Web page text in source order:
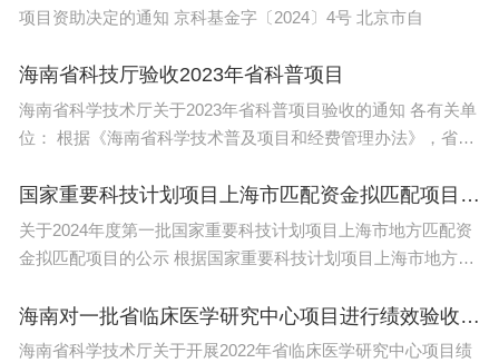
项目资助决定的通知 京科基金字〔2024〕4号 北京市自
海南省科技厅验收2023年省科普项目
海南省科学技术厅关于2023年省科普项目验收的通知 各有关单
位： 根据《海南省科学技术普及项目和经费管理办法》，省科
国家重要科技计划项目上海市匹配资金拟匹配项目公示
关于2024年度第一批国家重要科技计划项目上海市地方匹配资
金拟匹配项目的公示 根据国家重要科技计划项目上海市地方匹
海南对一批省临床医学研究中心项目进行绩效验收评价
海南省科学技术厅关于开展2022年省临床医学研究中心项目绩